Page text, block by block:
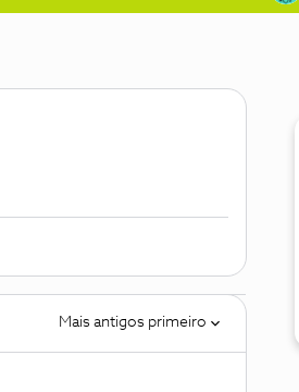
Mais antigos primeiro